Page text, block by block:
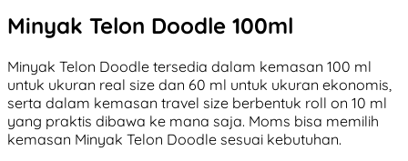
Minyak Telon Doodle 100ml
Minyak Telon Doodle tersedia dalam kemasan 100 ml
untuk ukuran real size dan 60 ml untuk ukuran ekonomis,
serta dalam kemasan travel size berbentuk roll on 10 ml
yang praktis dibawa ke mana saja. Moms bisa memilih
kemasan Minyak Telon Doodle sesuai kebutuhan.